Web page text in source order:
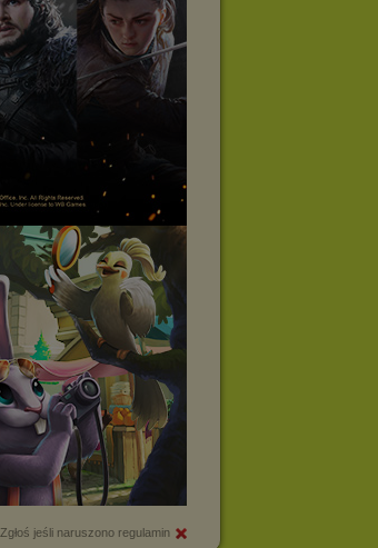
Zgłoś jeśli naruszono regulamin